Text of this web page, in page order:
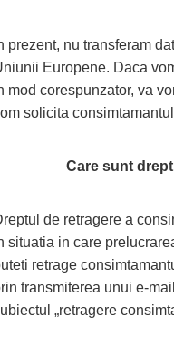
prezent, nu transferam
Europene. Daca
mod corespunzator, va
solicita
Care sunt
de retragere a
situatia in care
retrage
transmiterea unui e-
„retragere